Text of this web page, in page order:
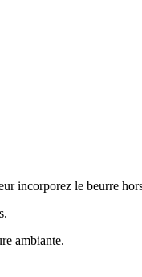
incorporez le beurre
ambiante.